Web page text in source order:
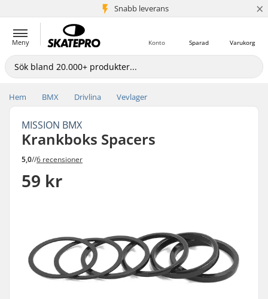
Snabb leverans
5+ milj. kunder ×
Meny Varukorg
Sparad
Konto
Hem BMX Drivlina Vevlager
MISSION BMX
Krankboks Spacers
5,0//6 recensioner
59 kr